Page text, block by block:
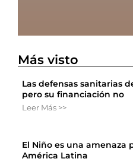
Más visto
Las defensas sanitarias
pero su financiación no
Leer Más >>
El Niño es una amenaza
América Latina